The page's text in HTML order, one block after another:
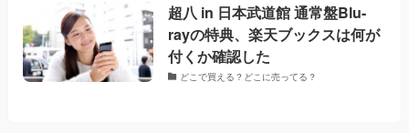
超八 in 日本武道館 通常盤Blu-
rayの特典、楽天ブックスは何が
付くか確認した
どこで買える？どこに売ってる？